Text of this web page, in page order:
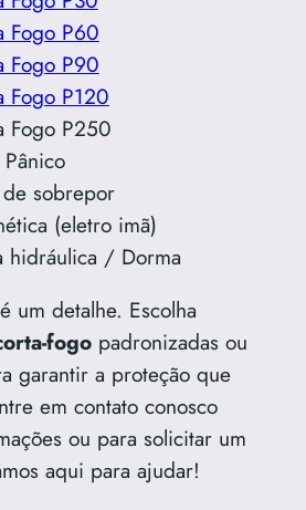
Fogo P60
Fogo P90
Fogo P120
Fogo P250
sobrepor
(eletro imã)
hidráulica / Dorma
um detalhe. Escolha
fogo padronizadas ou
garantir a proteção que
em contato conosco
ou para solicitar um
aqui para ajudar!